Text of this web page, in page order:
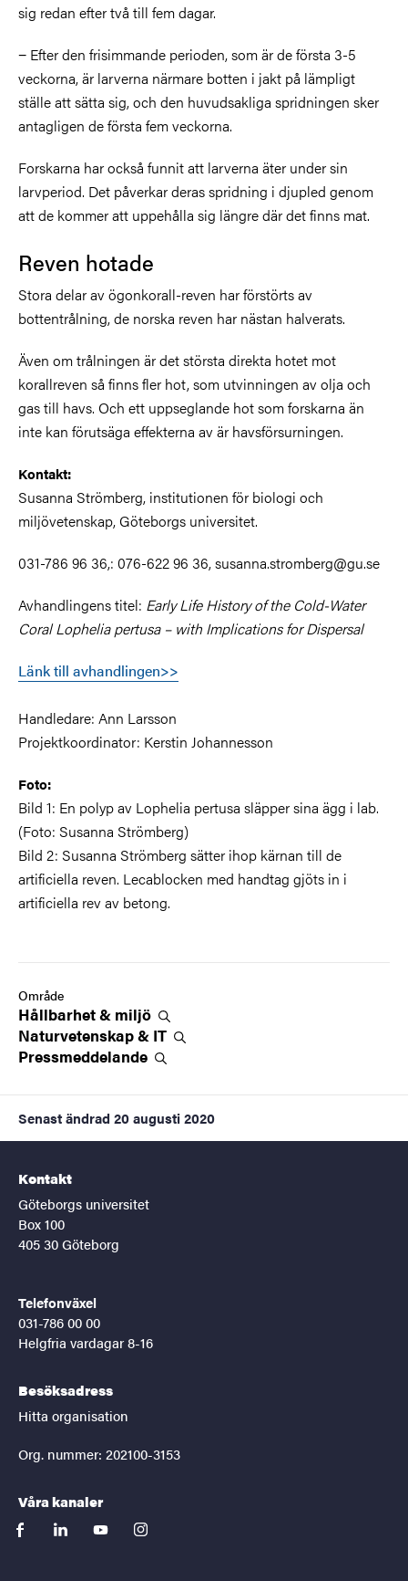
sig redan efter två till fem dagar.
− Efter den frisimmande perioden, som är de första 3-5
veckorna, är larverna närmare botten i jakt på lämpligt
ställe att sätta sig, och den huvudsakliga spridningen sker
antagligen de första fem veckorna.
Forskarna har också funnit att larverna äter under sin
larvperiod. Det påverkar deras spridning i djupled genom
att de kommer att uppehålla sig längre där det finns mat.
Reven hotade
Stora delar av ögonkorall-reven har förstörts av
bottentrålning, de norska reven har nästan halverats.
Även om trålningen är det största direkta hotet mot
korallreven så finns fler hot, som utvinningen av olja och
gas till havs. Och ett uppseglande hot som forskarna än
inte kan förutsäga effekterna av är havsförsurningen.
Kontakt:
Susanna Strömberg, institutionen för biologi och
miljövetenskap, Göteborgs universitet.
031-786 96 36,: 076-622 96 36, susanna.stromberg@gu.se
Avhandlingens titel: Early Life History of the Cold-Water
Coral Lophelia pertusa – with Implications for Dispersal
Länk till avhandlingen>>
Handledare: Ann Larsson
Projektkoordinator: Kerstin Johannesson
Foto:
Bild 1: En polyp av Lophelia pertusa släpper sina ägg i lab.
(Foto: Susanna Strömberg)
Bild 2: Susanna Strömberg sätter ihop kärnan till de
artificiella reven. Lecablocken med handtag gjöts in i
artificiella rev av betong.
Område
Hållbarhet & miljö
Naturvetenskap & IT
Pressmeddelande
Senast ändrad 20 augusti 2020
Kontakt
Göteborgs universitet
Box 100
405 30 Göteborg
Telefonväxel
031-786 00 00
Helgfria vardagar 8-16
Besöksadress
Hitta organisation
Org. nummer: 202100-3153
Våra kanaler
facebooklinkedinyoutubeinstagram